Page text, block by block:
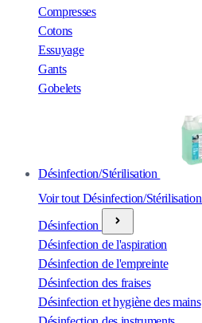
Compresses
Cotons
Essuyage
Gants
Gobelets
Désinfection/Stérilisation
Voir tout Désinfection/Stérilisation
Désinfection
Désinfection de l'aspiration
Désinfection de l'empreinte
Désinfection des fraises
Désinfection et hygiène des mains